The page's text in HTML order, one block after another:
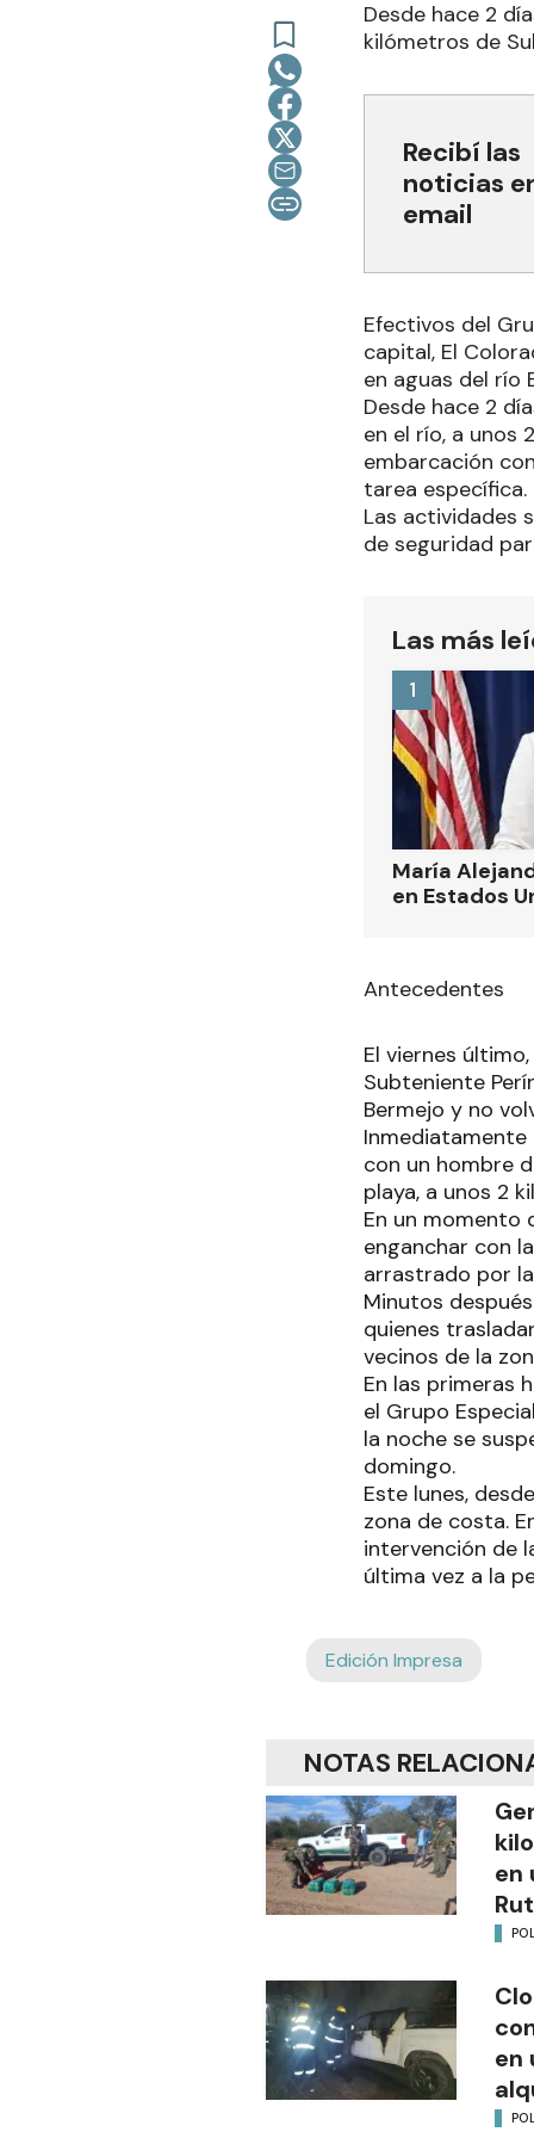
Desde hace 2
kilómetros de
Recibí las
noticias
email
Efectivos del
capital, El
en aguas del río
Desde hace 2
en el río, a unos
embarcación
tarea específica.
Las actividades
de seguridad
Las más
María
en Estados
1
Antecedentes
El viernes
Subteniente
Bermejo y no
con un hombre
playa, a unos 2
En un momento
enganchar con
arrastrado por
Minutos
quienes
vecinos de la
En las primeras
el Grupo
la noche se
domingo.
Este lunes,
zona de costa.
intervención de
última vez a la
Edición Impresa
NOTAS
en
en